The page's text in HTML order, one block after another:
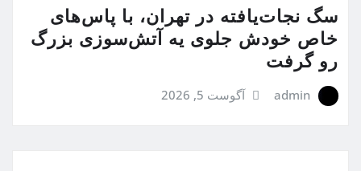
سگ نجات‌یافته در تهران، با پاس‌های
خاص خودش جلوی یه آتش‌سوزی بزرگ
رو گرفت
admin آگوست 5, 2026